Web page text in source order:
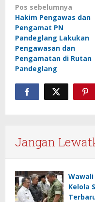
Navigasi
pos
Pos sebelumnya
Hakim Pengawas dan
Pengamat PN
Pandeglang Lakukan
Pengawasan dan
Pengamatan di Rutan
Pandeglang
Jangan
Kelola